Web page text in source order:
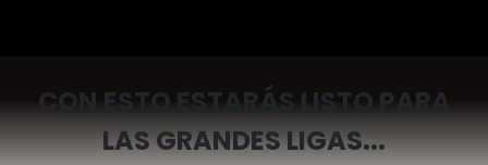
CON ESTO ESTARÁS LISTO PARA
LAS GRANDES LIGAS...